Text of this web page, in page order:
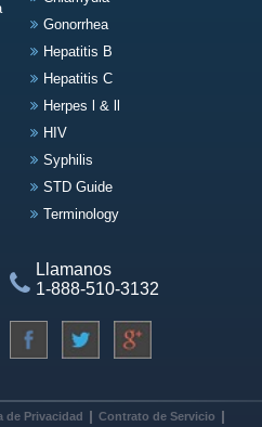
Gonorrhea
Hepatitis B
Hepatitis C
Herpes l & ll
HIV
Syphilis
STD Guide
Terminology
Llamanos
1-888-510-3132
de Privacidad Contrato de Servicio